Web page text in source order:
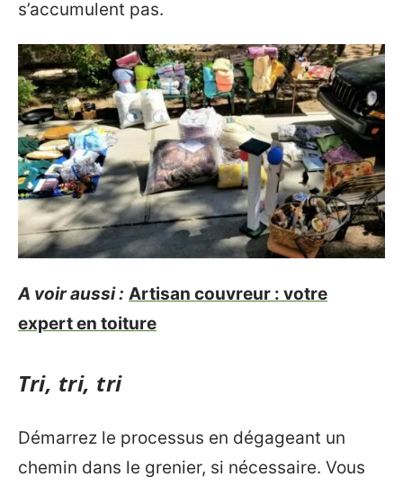
s’accumulent pas.
A voir aussi : Artisan couvreur : votre
expert en toiture
Tri, tri, tri
Démarrez le processus en dégageant un
chemin dans le grenier, si nécessaire. Vous